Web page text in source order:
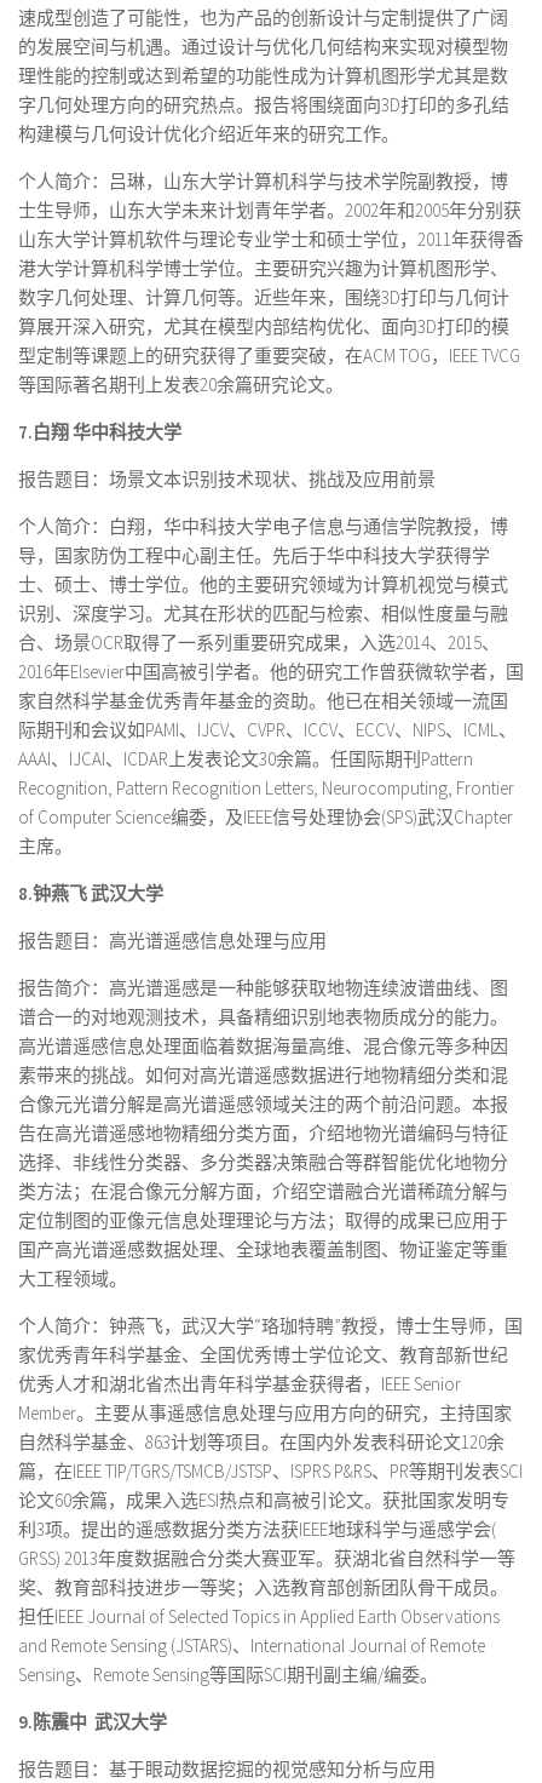
速成型创造了可能性，也为产品的创新设计与定制提供了广阔
的发展空间与机遇。通过设计与优化几何结构来实现对模型物
理性能的控制或达到希望的功能性成为计算机图形学尤其是数
字几何处理方向的研究热点。报告将围绕面向3D打印的多孔结
构建模与几何设计优化介绍近年来的研究工作。
个人简介：吕琳，山东大学计算机科学与技术学院副教授，博
士生导师，山东大学未来计划青年学者。2002年和2005年分别获
山东大学计算机软件与理论专业学士和硕士学位，2011年获得香
港大学计算机科学博士学位。主要研究兴趣为计算机图形学、
数字几何处理、计算几何等。近些年来，围绕3D打印与几何计
算展开深入研究，尤其在模型内部结构优化、面向3D打印的模
型定制等课题上的研究获得了重要突破，在ACM TOG，IEEE TVCG
等国际著名期刊上发表20余篇研究论文。
7.白翔华中科技大学
报告题目：场景文本识别技术现状、挑战及应用前景
个人简介：白翔，华中科技大学电子信息与通信学院教授，博
导，国家防伪工程中心副主任。先后于华中科技大学获得学
士、硕士、博士学位。他的主要研究领域为计算机视觉与模式
识别、深度学习。尤其在形状的匹配与检索、相似性度量与融
合、场景OCR取得了一系列重要研究成果，入选2014、2015、
2016年Elsevier中国高被引学者。他的研究工作曾获微软学者，国
家自然科学基金优秀青年基金的资助。他已在相关领域一流国
际期刊和会议如PAMI、IJCV、CVPR、ICCV、ECCV、NIPS、ICML、
AAAI、IJCAI、ICDAR上发表论文30余篇。任国际期刊Pattern
Recognition, Pattern Recognition Letters, Neurocomputing, Frontier
of Computer Science编委，及IEEE信号处理协会(SPS)武汉Chapter
主席。
8.钟燕飞武汉大学
报告题目：高光谱遥感信息处理与应用
报告简介：高光谱遥感是一种能够获取地物连续波谱曲线、图
谱合一的对地观测技术，具备精细识别地表物质成分的能力。
高光谱遥感信息处理面临着数据海量高维、混合像元等多种因
素带来的挑战。如何对高光谱遥感数据进行地物精细分类和混
合像元光谱分解是高光谱遥感领域关注的两个前沿问题。本报
告在高光谱遥感地物精细分类方面，介绍地物光谱编码与特征
选择、非线性分类器、多分类器决策融合等群智能优化地物分
类方法；在混合像元分解方面，介绍空谱融合光谱稀疏分解与
定位制图的亚像元信息处理理论与方法；取得的成果已应用于
国产高光谱遥感数据处理、全球地表覆盖制图、物证鉴定等重
大工程领域。
个人简介：钟燕飞，武汉大学“珞珈特聘”教授，博士生导师，国
家优秀青年科学基金、全国优秀博士学位论文、教育部新世纪
优秀人才和湖北省杰出青年科学基金获得者，IEEE Senior
Member。主要从事遥感信息处理与应用方向的研究，主持国家
自然科学基金、863计划等项目。在国内外发表科研论文120余
篇，在IEEE TIP/TGRS/TSMCB/JSTSP、ISPRS P&RS、PR等期刊发表SCI
论文60余篇，成果入选ESI热点和高被引论文。获批国家发明专
利3项。提出的遥感数据分类方法获IEEE地球科学与遥感学会(
GRSS) 2013年度数据融合分类大赛亚军。获湖北省自然科学一等
奖、教育部科技进步一等奖；入选教育部创新团队骨干成员。
担任IEEE Journal of Selected Topics in Applied Earth Observations
and Remote Sensing (JSTARS)、International Journal of Remote
Sensing、Remote Sensing等国际SCI期刊副主编/编委。
9.陈震中 武汉大学
报告题目：基于眼动数据挖掘的视觉感知分析与应用